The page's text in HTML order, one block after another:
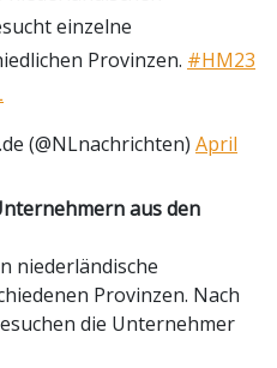
einzelne
Provinzen. #HM23
(@NLnachrichten) April
aus den
niederländische
Provinzen. Nach
die Unternehmer